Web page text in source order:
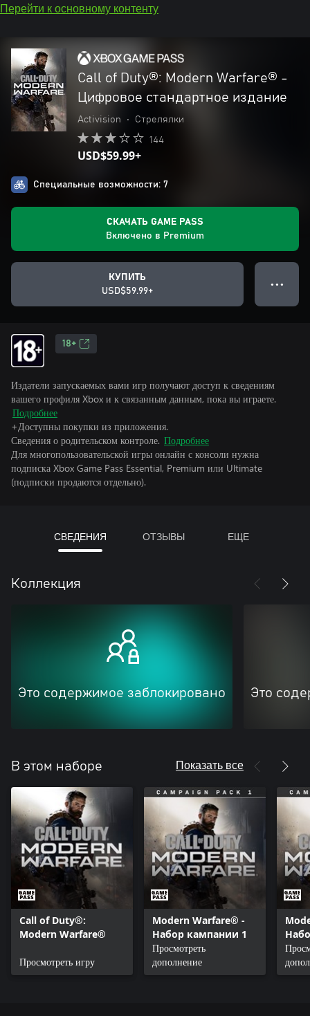
Перейти к основному контенту
Call of Duty®: Modern Warfare® -
Цифровое стандартное издание
Activision • Стрелялки
144
USD$59.99+
Специальные возможности: 7
СКАЧАТЬ GAME PASS
Включено в Premium
КУПИТЬ
USD$59.99+
● ● ●
18+
Издатели запускаемых вами игр получают доступ к сведениям
вашего профиля Xbox и к связанным данным, пока вы играете.
Подробнее
+Доступны покупки из приложения.
Сведения о родительском контроле. Подробнее
Для многопользовательской игры онлайн с консоли нужна
подписка Xbox Game Pass Essential, Premium или Ultimate
(подписки продаются отдельно).
СВЕДЕНИЯ ОТЗЫВЫ ЕЩЕ
Коллекция
Это содержимое заблокировано Это
В этом наборе Показать все
Call of Duty®:
Modern Warfare®
Просмотреть игру
Modern Warfare® -
Набор кампании 1
Просмотреть
дополнение